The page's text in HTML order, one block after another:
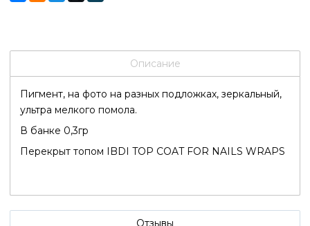
Описание
Пигмент, на фото на разных подложках, зеркальный,
ультра мелкого помола.
В банке 0,3гр
Перекрыт топом IBDI TOP COAT FOR NAILS WRAPS